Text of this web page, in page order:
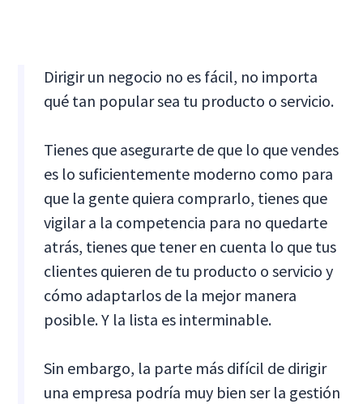
Dirigir un negocio no es fácil, no importa
qué tan popular sea tu producto o servicio.
Tienes que asegurarte de que lo que vendes
es lo suficientemente moderno como para
que la gente quiera comprarlo, tienes que
vigilar a la competencia para no quedarte
atrás, tienes que tener en cuenta lo que tus
clientes quieren de tu producto o servicio y
cómo adaptarlos de la mejor manera
posible. Y la lista es interminable.
Sin embargo, la parte más difícil de dirigir
una empresa podría muy bien ser la gestión